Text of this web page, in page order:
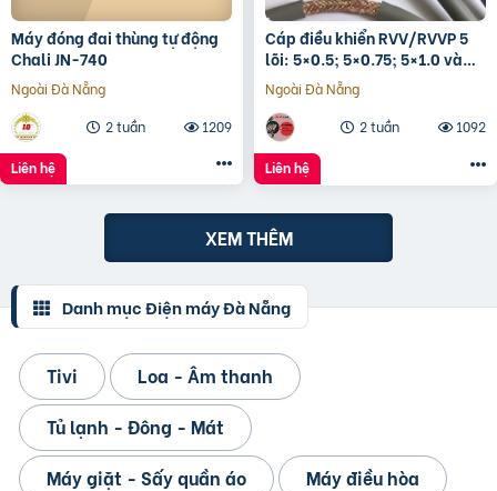
Máy đóng đai thùng tự động
Chali JN-740
Ngoài Đà Nẵng
2 tuần
1209
Liên hệ
Cáp điều khiển RVV/RVVP 5
lõi: 5×0.5; 5×0.75; 5×1.0 và
5×1.5
Ngoài Đà Nẵng
2 tuần
1092
Liên hệ
XEM THÊM
Danh mục Điện máy Đà Nẵng
Tivi
Loa - Âm thanh
Tủ lạnh - Đông - Mát
Máy giặt - Sấy quần áo
Máy điều hòa